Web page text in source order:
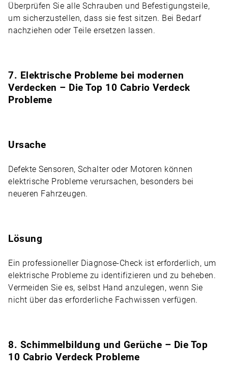
Überprüfen Sie alle Schrauben und Befestigungsteile,
um sicherzustellen, dass sie fest sitzen. Bei Bedarf
nachziehen oder Teile ersetzen lassen.
7. Elektrische Probleme bei modernen
Verdecken – Die Top 10 Cabrio Verdeck
Probleme
Ursache
Defekte Sensoren, Schalter oder Motoren können
elektrische Probleme verursachen, besonders bei
neueren Fahrzeugen.
Lösung
Ein professioneller Diagnose-Check ist erforderlich, um
elektrische Probleme zu identifizieren und zu beheben.
Vermeiden Sie es, selbst Hand anzulegen, wenn Sie
nicht über das erforderliche Fachwissen verfügen.
8. Schimmelbildung und Gerüche – Die Top
10 Cabrio Verdeck Probleme